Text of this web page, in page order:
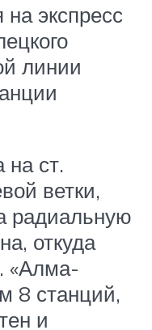
экспресс
линии
на ст.
ветки,
радиальную
откуда
«Алма-
8 станций,
и